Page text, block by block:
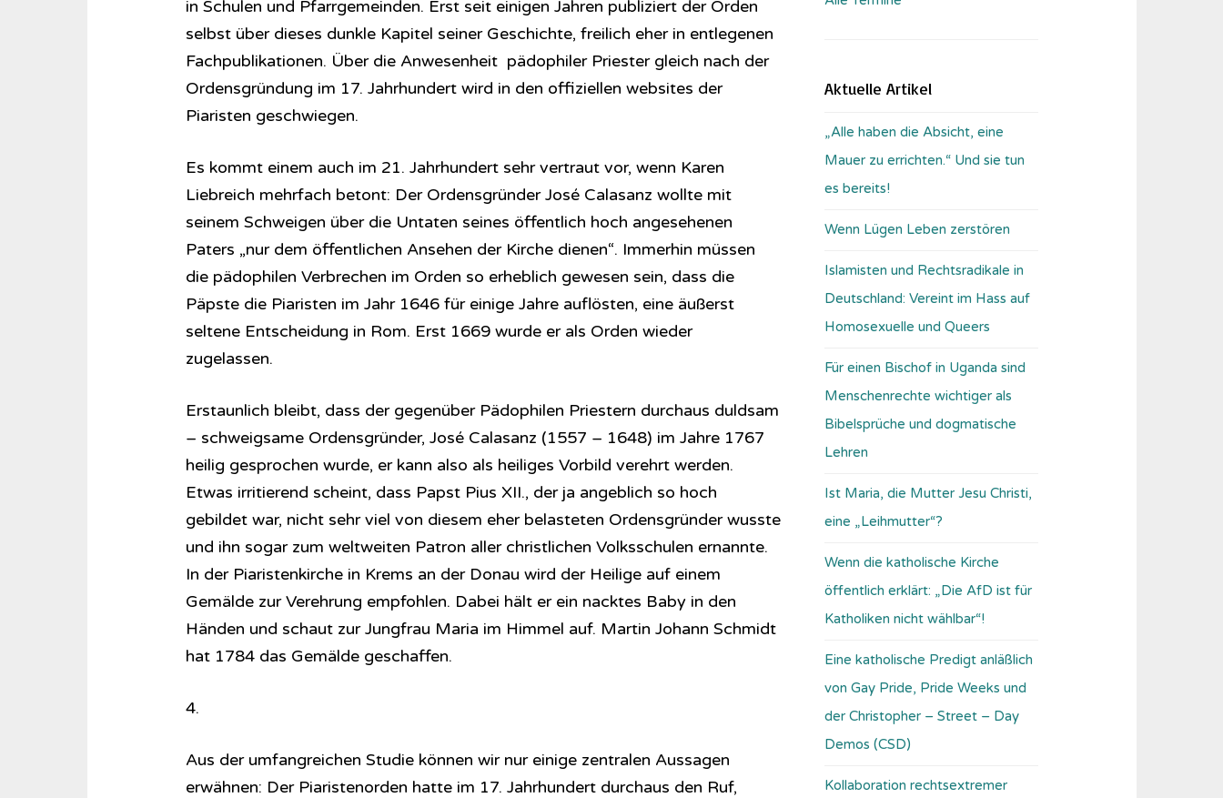
in Schulen und Pfarrgemeinden. Erst seit einigen Jahren publiziert der Orden
selbst über dieses dunkle Kapitel seiner Geschichte, freilich eher in entlegenen
Fachpublikationen. Über die Anwesenheit pädophiler Priester gleich nach der
Ordensgründung im 17. Jahrhundert wird in den offiziellen websites der
Piaristen geschwiegen.
Es kommt einem auch im 21. Jahrhundert sehr vertraut vor, wenn Karen
Liebreich mehrfach betont: Der Ordensgründer José Calasanz wollte mit
seinem Schweigen über die Untaten seines öffentlich hoch angesehenen
Paters „nur dem öffentlichen Ansehen der Kirche dienen“. Immerhin müssen
die pädophilen Verbrechen im Orden so erheblich gewesen sein, dass die
Päpste die Piaristen im Jahr 1646 für einige Jahre auflösten, eine äußerst
seltene Entscheidung in Rom. Erst 1669 wurde er als Orden wieder
zugelassen.
Erstaunlich bleibt, dass der gegenüber Pädophilen Priestern durchaus duldsam
– schweigsame Ordensgründer, José Calasanz (1557 – 1648) im Jahre 1767
heilig gesprochen wurde, er kann also als heiliges Vorbild verehrt werden.
Etwas irritierend scheint, dass Papst Pius XII., der ja angeblich so hoch
gebildet war, nicht sehr viel von diesem eher belasteten Ordensgründer wusste
und ihn sogar zum weltweiten Patron aller christlichen Volksschulen ernannte.
In der Piaristenkirche in Krems an der Donau wird der Heilige auf einem
Gemälde zur Verehrung empfohlen. Dabei hält er ein nacktes Baby in den
Händen und schaut zur Jungfrau Maria im Himmel auf. Martin Johann Schmidt
hat 1784 das Gemälde geschaffen.
4.
Aus der umfangreichen Studie können wir nur einige zentralen Aussagen
erwähnen: Der Piaristenorden hatte im 17. Jahrhundert durchaus den Ruf,
Aktuelle Artikel
„Alle haben die Absicht, eine
Mauer zu errichten.“ Und sie tun
es bereits!
Wenn Lügen Leben zerstören
Islamisten und Rechtsradikale in
Deutschland: Vereint im Hass auf
Homosexuelle und Queers
Für einen Bischof in Uganda sind
Menschenrechte wichtiger als
Bibelsprüche und dogmatische
Lehren
Ist Maria, die Mutter Jesu Christi,
eine „Leihmutter“?
Wenn die katholische Kirche
öffentlich erklärt: „Die AfD ist für
Katholiken nicht wählbar“!
Eine katholische Predigt anläßlich
von Gay Pride, Pride Weeks und
der Christopher – Street – Day
Demos (CSD)
Kollaboration rechtsextremer